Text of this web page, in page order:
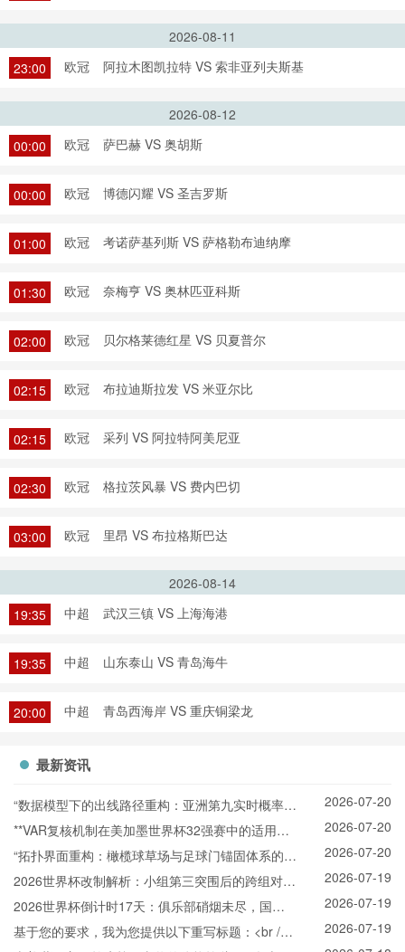
2026-08-11
23:00
欧冠 阿拉木图凯拉特 VS 索非亚列夫斯基
2026-08-12
00:00
欧冠 萨巴赫 VS 奥胡斯
00:00 欧冠 博德闪耀 VS 圣吉罗斯
01:00 欧冠 考诺萨基列斯 VS 萨格勒布迪纳摩
01:30 欧冠 奈梅亨 VS 奥林匹亚科斯
02:00 欧冠 贝尔格莱德红星 VS 贝夏普尔
02:15 欧冠 布拉迪斯拉发 VS 米亚尔比
02:15 欧冠 采列 VS 阿拉特阿美尼亚
02:30 欧冠 格拉茨风暴 VS 费内巴切
03:00 欧冠 里昂 VS 布拉格斯巴达
2026-08-14
19:35
中超 武汉三镇 VS 上海海港
19:35 中超 山东泰山 VS 青岛海牛
20:00 中超 青岛西海岸 VS 重庆铜梁龙
最新资讯
“数据模型下的出线路径重构：亚洲第九实时概率推
演与战术适配”
2026-07-20
**VAR复核机制在美加墨世界杯32强赛中的适用困
境与争议焦点深度解析**
2026-07-20
“拓扑界面重构：橄榄球草场与足球门锚固体系的空
间耦合机制”
2026-07-20
2026世界杯改制解析：小组第三突围后的跨组对战
机制
2026-07-19
2026世界杯倒计时17天：俱乐部硝烟未尽，国家
队已悄然“换阵”新战场
2026-07-19
基于您的要求，我为您提供以下重写标题：<br />
2026-07-19